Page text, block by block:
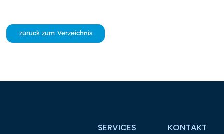
zurück zum Verzeichnis
SERVICES KONTAKT